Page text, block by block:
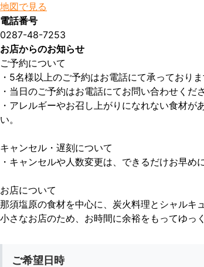
地図で見る
電話番号
0287-48-7253
お店からのお知らせ
ご予約について
・5名様以上のご予約はお電話にて承っておりま
・当日のご予約はお電話にてお問い合わせくださ
・アレルギーやお召し上がりになれない食材が
い。
キャンセル・遅刻について
・キャンセルや人数変更は、できるだけお早め
お店について
那須塩原の食材を中心に、炭火料理とシャルキ
小さなお店のため、お時間に余裕をもってゆっ
ご希望日時